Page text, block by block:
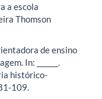
a escola
Thomson
de ensino
In: ______.
histórico-
109.